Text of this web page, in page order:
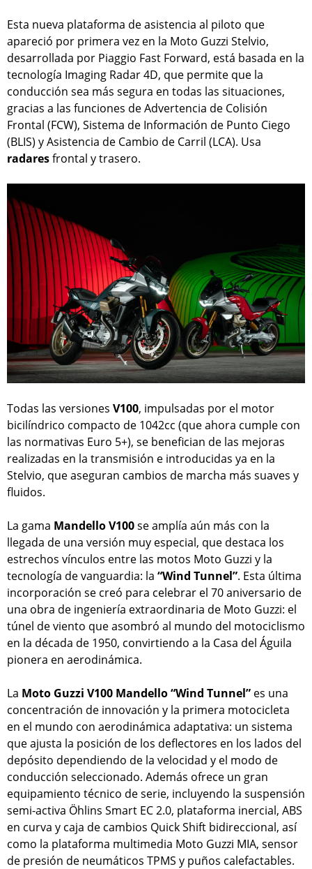
Esta nueva plataforma de asistencia al piloto que
apareció por primera vez en la Moto Guzzi Stelvio,
desarrollada por Piaggio Fast Forward, está basada en la
tecnología Imaging Radar 4D, que permite que la
conducción sea más segura en todas las situaciones,
gracias a las funciones de Advertencia de Colisión
Frontal (FCW), Sistema de Información de Punto Ciego
(BLIS) y Asistencia de Cambio de Carril (LCA). Usa
radaresfrontal y trasero.
Todas las versiones V100, impulsadas por el motor
bicilíndrico compacto de 1042cc (que ahora cumple con
las normativas Euro 5+), se benefician de las mejoras
realizadas en la transmisión e introducidas ya en la
Stelvio, que aseguran cambios de marcha más suaves y
fluidos.
La gama Mandello V100se amplía aún más con la
llegada de una versión muy especial, que destaca los
estrechos vínculos entre las motos Moto Guzzi y la
tecnología de vanguardia: la “Wind Tunnel”. Esta última
incorporación se creó para celebrar el 70 aniversario de
una obra de ingeniería extraordinaria de Moto Guzzi: el
túnel de viento que asombró al mundo del motociclismo
en la década de 1950, convirtiendo a la Casa del Águila
pionera en aerodinámica.
La Moto Guzzi V100 Mandello“Wind Tunnel” es una
concentración de innovación y la primera motocicleta
en el mundo con aerodinámica adaptativa: un sistema
que ajusta la posición de los deflectores en los lados del
depósito dependiendo de la velocidad y el modo de
conducción seleccionado. Además ofrece un gran
equipamiento técnico de serie, incluyendo la suspensión
semi-activa Öhlins Smart EC 2.0, plataforma inercial, ABS
en curva y caja de cambios Quick Shift bidireccional, así
como la plataforma multimedia Moto Guzzi MIA, sensor
de presión de neumáticos TPMS y puños calefactables.